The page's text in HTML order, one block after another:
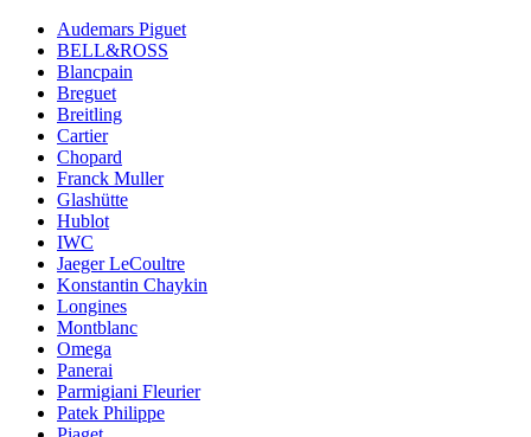
Audemars Piguet
BELL&ROSS
Blancpain
Breguet
Breitling
Cartier
Chopard
Franck Muller
Glashütte
Hublot
IWC
Jaeger LeCoultre
Konstantin Chaykin
Longines
Montblanc
Omega
Panerai
Parmigiani Fleurier
Patek Philippe